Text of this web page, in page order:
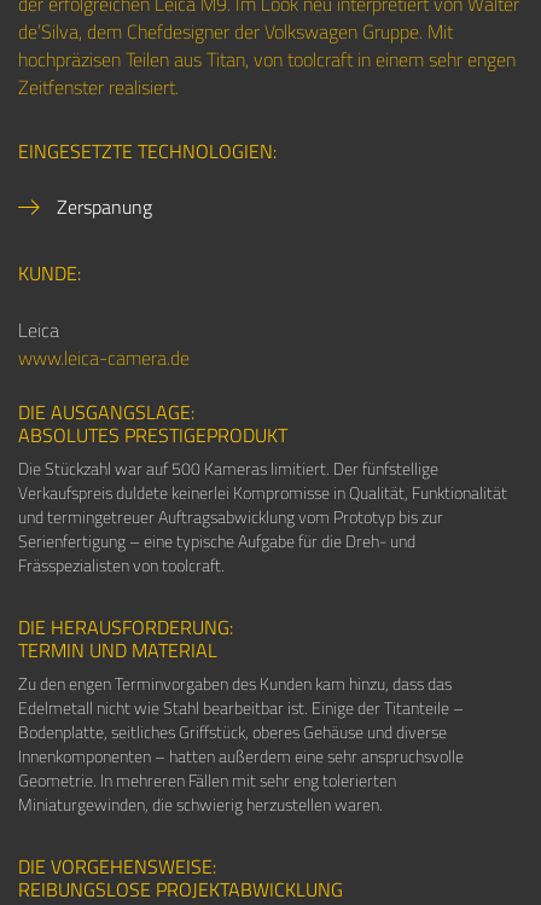
de’Silva, dem Chefdesigner der Volkswagen Gruppe. Mit
hochpräzisen Teilen aus Titan, von toolcraft in einem sehr engen
Zeitfenster realisiert.
EINGESETZTE TECHNOLOGIEN:
Zerspanung
KUNDE:
Leica
www.leica-camera.de
DIE AUSGANGSLAGE:
ABSOLUTES PRESTIGEPRODUKT
Die Stückzahl war auf 500 Kameras limitiert. Der fünfstellige
Verkaufspreis duldete keinerlei Kompromisse in Qualität, Funktionalität
und termingetreuer Auftragsabwicklung vom Prototyp bis zur
Serienfertigung – eine typische Aufgabe für die Dreh- und
Frässpezialisten von toolcraft.
DIE HERAUSFORDERUNG:
TERMIN UND MATERIAL
Zu den engen Terminvorgaben des Kunden kam hinzu, dass das
Edelmetall nicht wie Stahl bearbeitbar ist. Einige der Titanteile –
Bodenplatte, seitliches Griffstück, oberes Gehäuse und diverse
Innenkomponenten – hatten außerdem eine sehr anspruchsvolle
Geometrie. In mehreren Fällen mit sehr eng tolerierten
Miniaturgewinden, die schwierig herzustellen waren.
DIE VORGEHENSWEISE:
REIBUNGSLOSE PROJEKTABWICKLUNG